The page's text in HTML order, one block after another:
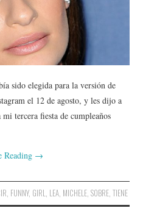
sido elegida para la versión de
el 12 de agosto, y les dijo a
tercera fiesta de cumpleaños
Reading →
, FUNNY, GIRL, LEA, MICHELE, SOBRE, TIENE